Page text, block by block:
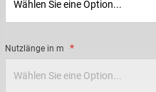
Nutzlänge in m